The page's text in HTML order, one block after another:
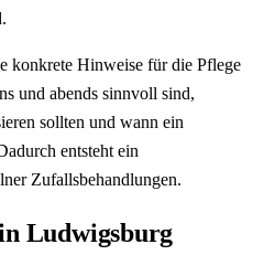
konkrete Hinweise für die Pflege
und abends sinnvoll sind,
sollten und wann ein
entsteht ein
Zufallsbehandlungen.
Ludwigsburg